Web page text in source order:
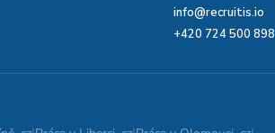
info@recruitis.io
+420 724 500 898